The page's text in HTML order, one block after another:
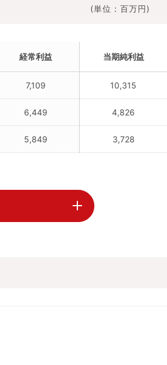
(単位：百万円)
経常利益 当期純利益
7,109 10,315
6,449 4,826
5,849 3,728